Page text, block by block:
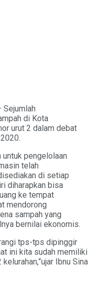
Sejumlah
di Kota
urut 2 dalam debat
untuk pengelolaan
telah
di setiap
diharapkan bisa
ke tempat
mendorong
sampah yang
bernilai ekonomis.
tps-tps dipinggir
ini kita sudah memiliki
Ibnu Sina